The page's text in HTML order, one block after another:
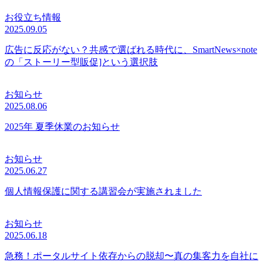
お役立ち情報
2025.09.05
広告に反応がない？共感で選ばれる時代に、SmartNews×note
の「ストーリー型販促]という選択肢
お知らせ
2025.08.06
2025年 夏季休業のお知らせ
お知らせ
2025.06.27
個人情報保護に関する講習会が実施されました
お知らせ
2025.06.18
急務！ポータルサイト依存からの脱却〜真の集客力を自社に